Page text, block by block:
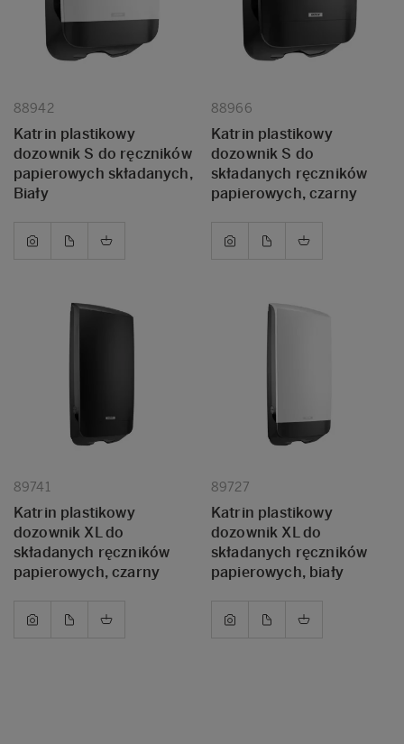
88942
Katrin plastikowy
dozownik S do ręczników
papierowych składanych,
Biały
88966
Katrin plastikowy
dozownik S do
składanych ręczników
papierowych, czarny
89741
Katrin plastikowy
dozownik XL do
składanych ręczników
papierowych, czarny
89727
Katrin plastikowy
dozownik XL do
składanych ręczników
papierowych, biały